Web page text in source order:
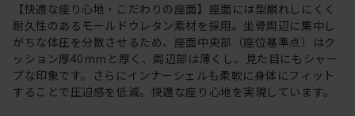
【快適な座り心地・こだわりの座面】座面には型崩れしにくく
耐久性のあるモールドウレタン素材を採用。坐骨周辺に集中し
がちな体圧を分散させるため、座面中央部（座位基準点）はク
ッション厚40mmと厚く、周辺部は薄くし、見た目にもシャー
プな印象です。さらにインナーシェルも柔軟に身体にフィット
することで圧迫感を低減。快適な座り心地を実現しています。